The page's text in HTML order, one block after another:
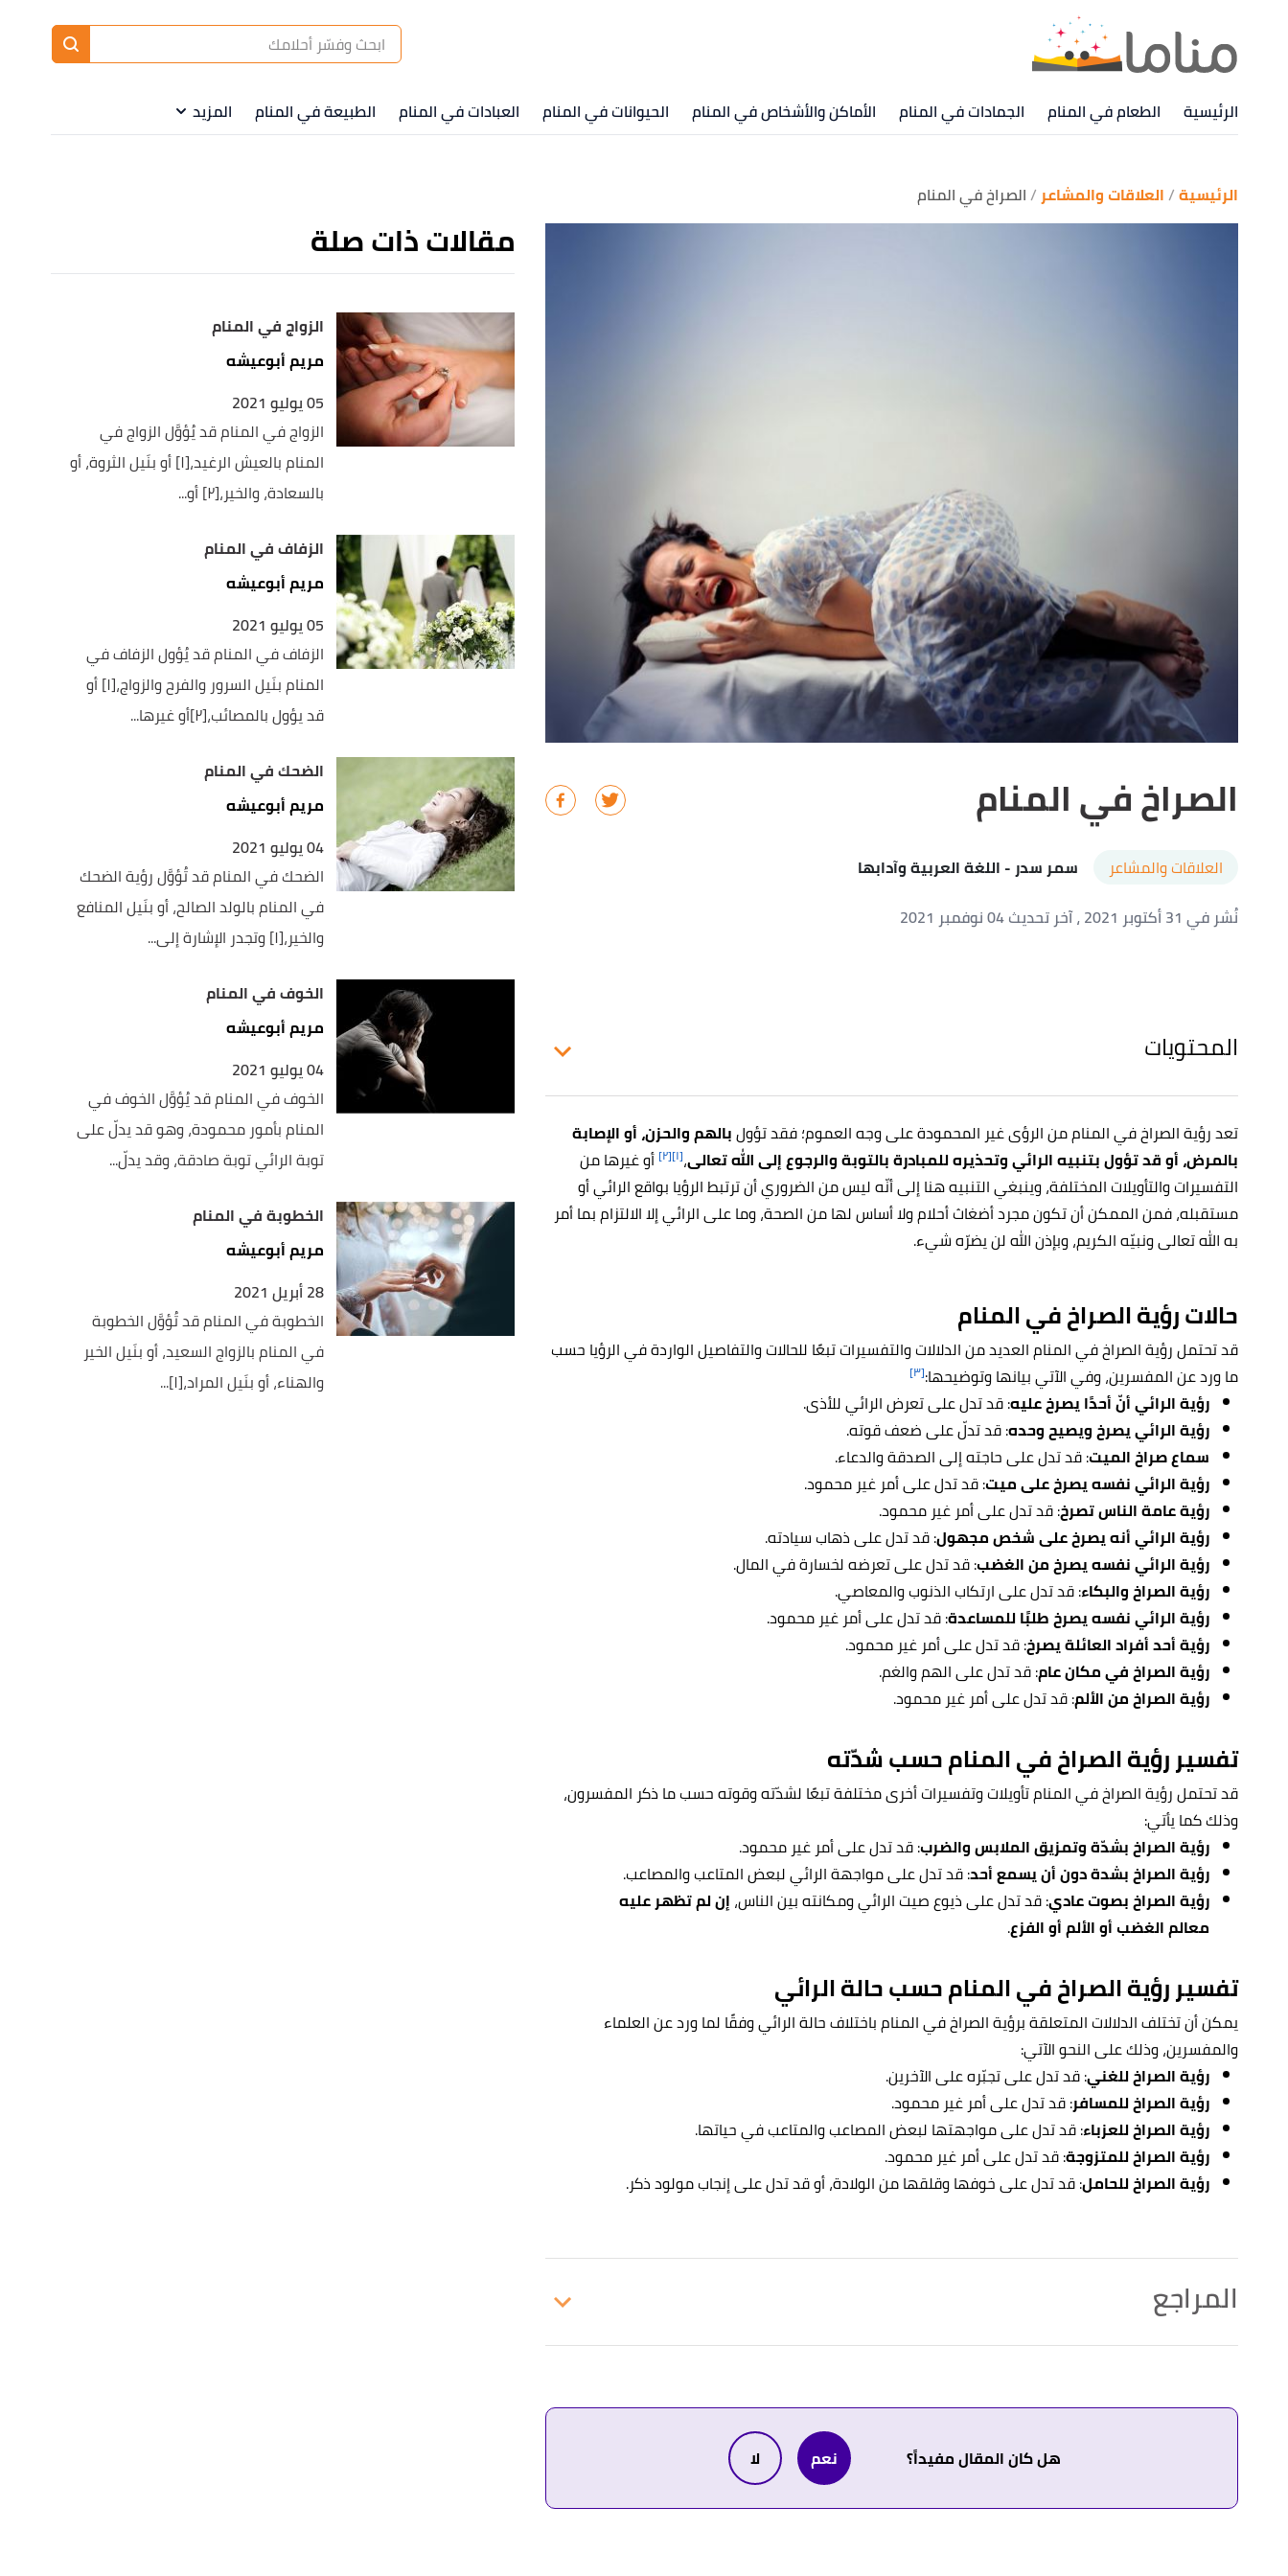
الرئيسية الطعام في المنام الجمادات في المنام الأماكن والأشخاص في المنام الحيوانات في المنام العبادات في المنام الطبيعة في المنام المزيد
الرئيسية العلاقات والمشاعر الصراخ في المنام
الصراخ في المنام
العلاقات والمشاعر سمر سدر - اللغة العربية وآدابها
نُشر في 31 أكتوبر 2021
، آخر تحديث 04 نوفمبر 2021
المحتويات
تعد رؤية الصراخ في المنام من الرؤى غير المحمودة على وجه العموم؛ فقد تؤولبالهم والحزن، أو الإصابة
بالمرض، أو قد تؤول بتنبيه الرائي وتحذيره للمبادرة بالتوبة والرجوع إلى الله تعالى،[١] [٢] أو غيرها من
التفسيرات والتأويلات المختلفة، وينبغي التنبيه هنا إلى أنّه ليس من الضروري أن ترتبط الرؤيا بواقع الرائي أو
مستقبله، فمن الممكن أن تكون مجرد أضغاث أحلام ولا أساس لها من الصحة، وما على الرائي إلا الالتزام بما أمر
به الله تعالى ونبيّه الكريم، وبإذن الله لن يضرّه شيء.
حالات رؤية الصراخ في المنام
قد تحتمل رؤية الصراخ في المنام العديد من الدلالات والتفسيرات تبعًا للحالات والتفاصيل الواردة في الرؤيا حسب
ما ورد عن المفسرين، وفي الآتي بيانها وتوضيحها:[٣]
رؤية الرائي أنّ أحدًا يصرخ عليه: قد تدل على تعرض الرائي للأذى.
رؤية الرائي يصرخ ويصيح وحده: قد تدلّ على ضعف قوته.
سماع صراخ الميت: قد تدل على حاجته إلى الصدقة والدعاء.
رؤية الرائي نفسه يصرخ على ميت: قد تدل على أمر غير محمود.
رؤية عامة الناس تصرخ: قد تدل على أمر غير محمود.
رؤية الرائي أنه يصرخ على شخص مجهول: قد تدل على ذهاب سيادته.
رؤية الرائي نفسه يصرخ من الغضب: قد تدل على تعرضه لخسارة في المال.
رؤية الصراخ والبكاء: قد تدل على ارتكاب الذنوب والمعاصي.
رؤية الرائي نفسه يصرخ طلبًا للمساعدة: قد تدل على أمر غير محمود.
رؤية أحد أفراد العائلة يصرخ: قد تدل على أمر غير محمود.
رؤية الصراخ في مكان عام: قد تدل على الهم والغم.
رؤية الصراخ من الألم: قد تدل على أمر غير محمود.
تفسير رؤية الصراخ في المنام حسب شدّته
قد تحتمل رؤية الصراخ في المنام تأويلات وتفسيرات أخرى مختلفة تبعًا لشدّته وقوته حسب ما ذكر المفسرون،
وذلك كما يأتي:
رؤية الصراخ بشدّة وتمزيق الملابس والضرب: قد تدل على أمر غير محمود.
رؤية الصراخ بشدة دون أن يسمع أحد: قد تدل على مواجهة الرائي لبعض المتاعب والمصاعب.
رؤية الصراخ بصوت عادي: قد تدل على ذيوع صيت الرائي ومكانته بين الناس، إن لم تظهر عليه
معالم الغضب أو الألم أو الفزع.
تفسير رؤية الصراخ في المنام حسب حالة الرائي
يمكن أن تختلف الدلالات المتعلقة برؤية الصراخ في المنام باختلاف حالة الرائي وفقًا لما ورد عن العلماء
والمفسرين، وذلك على النحو الآتي:
رؤية الصراخ للغني: قد تدل على تجبّره على الآخرين.
رؤية الصراخ للمسافر: قد تدل على أمر غير محمود.
رؤية الصراخ للعزباء: قد تدل على مواجهتها لبعض المصاعب والمتاعب في حياتها.
رؤية الصراخ للمتزوجة: قد تدل على أمر غير محمود.
رؤية الصراخ للحامل: قد تدل على خوفها وقلقها من الولادة، أو قد تدل على إنجاب مولود ذكر.
المراجع
↑أبو الفداء،تفسير الأحلام بالقرآن، صفحة 221. بتصرّف.
تعطير الأنام في تفسير الأحلام ، صفحة 278. بتصرّف. هل كان المقال مفيداً؟ نعم لا
مقالات ذات صلة
الزواج في المنام
مريم أبوعيشه
05 يوليو 2021
الزواج في المنام قد يُؤوَّل الزواج في
المنام بالعيش الرغيد،[١] أو بنَيل الثروة، أو
بالسعادة، والخير،[٢] أو...
الزفاف في المنام
مريم أبوعيشه
05 يوليو 2021
الزفاف في المنام قد يُؤول الزفاف في
المنام بنَيل السرور والفرح والزواج،[١] أو
قد يؤول بالمصائب،[٢]أو غيرها...
الضحك في المنام
مريم أبوعيشه
04 يوليو 2021
الضحك في المنام قد تُؤوَّل رؤية الضحك
في المنام بالولد الصالح، أو بنَيل المنافع
والخير،[١] وتجدر الإشارة إلى...
الخوف في المنام
مريم أبوعيشه
04 يوليو 2021
الخوف في المنام قد يُؤوَّل الخوف في
المنام بأمور محمودة، وهو قد يدلّ على
توبة الرائي توبة صادقة، وقد يدلّ...
الخطوبة في المنام
مريم أبوعيشه
28 أبريل 2021
الخطوبة في المنام قد تُؤوَّل الخطوبة
في المنام بالزواج السعيد، أو بنَيل الخير
والهناء، أو بنَيل المراد،[١]...